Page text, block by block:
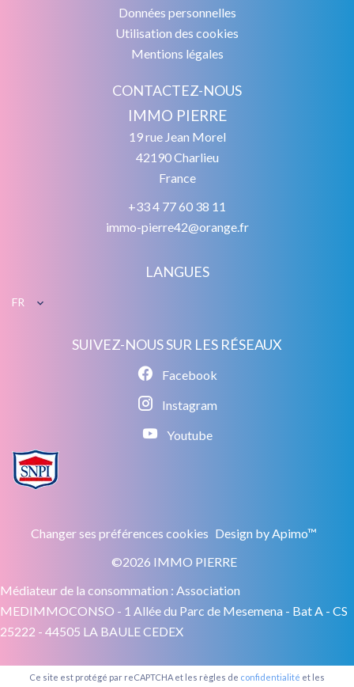
Données personnelles
Utilisation des cookies
Mentions légales
CONTACTEZ-NOUS
IMMO PIERRE
19 rue Jean Morel
42190Charlieu
France
+33 4 77 60 38 11
immo-pierre42@orange.fr
LANGUES
FR
SUIVEZ-NOUS SUR LES RÉSEAUX
Facebook
Instagram
Youtube
Changer ses préférences cookies Design byApimo™
©2026 IMMO PIERRE
Médiateur de la consommation : Association
MEDIMMOCONSO - 1 Allée du Parc de Mesemena - Bat A - CS
25222 - 44505 LA BAULE CEDEX
Ce site est protégé par reCAPTCHA et les règles de confidentialité et les